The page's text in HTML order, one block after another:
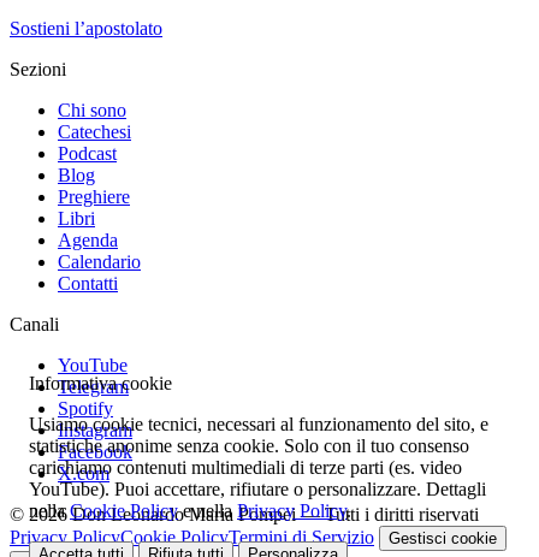
Sostieni l’apostolato
Sezioni
Chi sono
Catechesi
Podcast
Blog
Preghiere
Libri
Agenda
Calendario
Contatti
Canali
YouTube
Telegram
Spotify
Instagram
Facebook
X.com
© 2026 Don Leonardo Maria Pompei — Tutti i diritti riservati
Privacy PolicyCookie PolicyTermini di Servizio Gestisci cookie
Informativa cookie
Usiamo cookie tecnici, necessari al funzionamento del sito, e
statistiche anonime senza cookie. Solo con il tuo consenso
carichiamo contenuti multimediali di terze parti (es. video
YouTube). Puoi accettare, rifiutare o personalizzare. Dettagli
nellaCookie Policye nella Privacy Policy.